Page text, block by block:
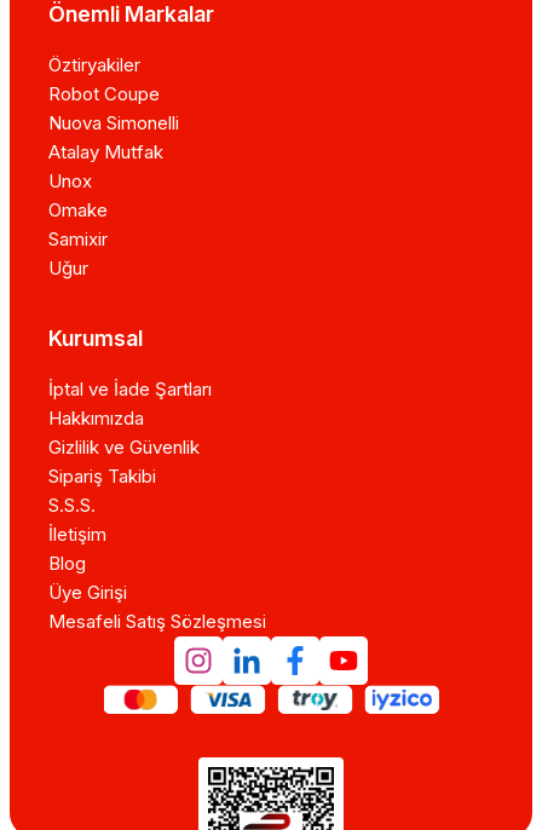
Önemli Markalar
Öztiryakiler
Robot Coupe
Nuova Simonelli
Atalay Mutfak
Unox
Omake
Samixir
Uğur
Kurumsal
İptal ve İade Şartları
Hakkımızda
Gizlilik ve Güvenlik
Sipariş Takibi
S.S.S.
İletişim
Blog
Üye Girişi
Mesafeli Satış Sözleşmesi